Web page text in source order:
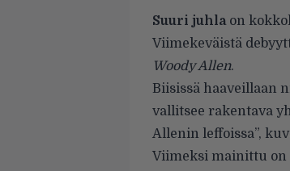
Suuri juhlaon
Viimekeväistä
Woody Allen.
Biisissä haaveillaan
vallitsee rakentava
Allenin leffoissa”,
Viimeksi mainittu